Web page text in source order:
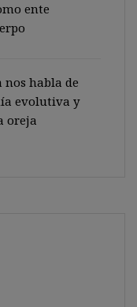
ente
nos habla de
evolutiva y
oreja